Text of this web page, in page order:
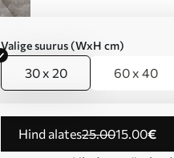
Valige suurus (WxH cm)
30 x 20 60 x 40
Hind alates25.0015.00€